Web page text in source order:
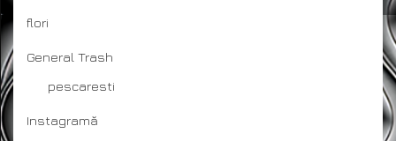
flori
General Trash
pescaresti
Instagramă